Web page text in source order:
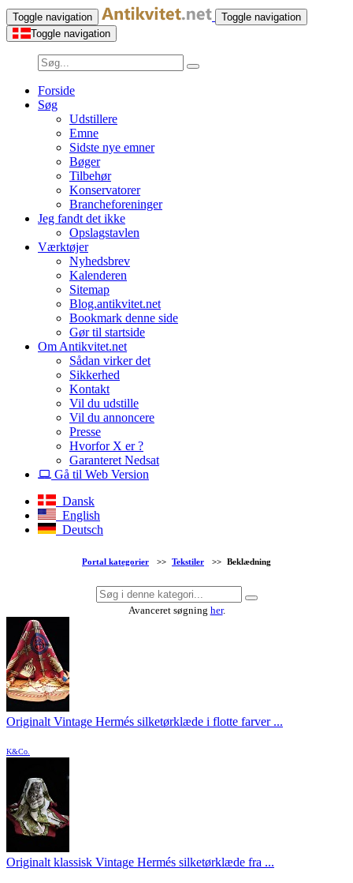
Toggle navigation
Toggle navigation
Toggle navigation
Forside
Søg
Udstillere
Emne
Sidste nye emner
Bøger
Tilbehør
Konservatorer
Brancheforeninger
Jeg fandt det ikke
Opslagstavlen
Værktøjer
Nyhedsbrev
Kalenderen
Sitemap
Blog.antikvitet.net
Bookmark denne side
Gør til startside
Om Antikvitet.net
Sådan virker det
Sikkerhed
Kontakt
Vil du udstille
Vil du annoncere
Presse
Hvorfor X er ?
Garanteret Nedsat
Gå til Web Version
Dansk
English
Deutsch
Portal kategorier >> Tekstiler >> Beklædning
Avanceret søgning her.
Originalt Vintage Hermés silketørklæde i flotte farver ...
K&Co.
Originalt klassisk Vintage Hermés silketørklæde fra ...